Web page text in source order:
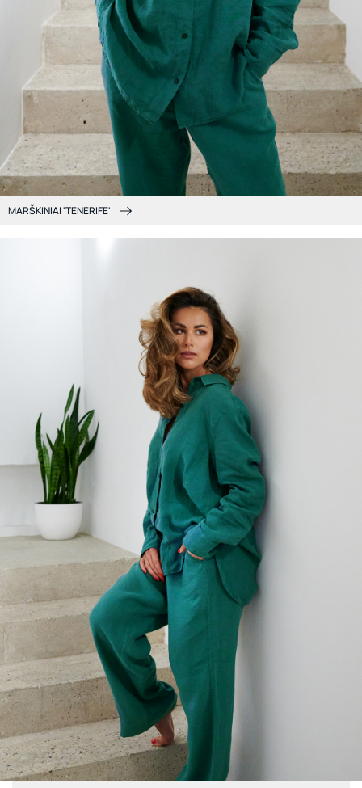
MARŠKINIAI 'TENERIFE'